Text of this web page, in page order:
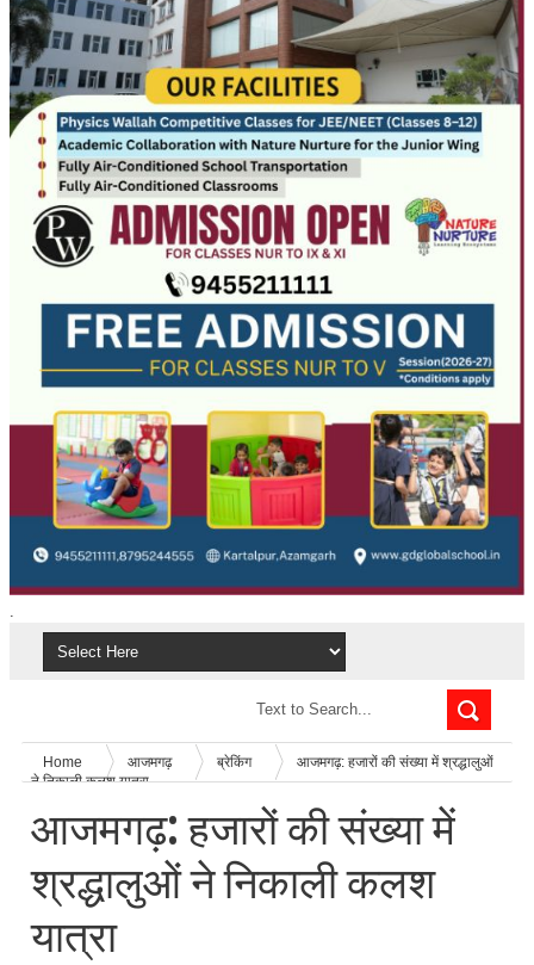
.
Home आजमगढ़ ब्रेकिंग
आजमगढ़: हजारों की संख्या में श्रद्धालुओं
ने निकाली कलश यात्रा
आजमगढ़: हजारों की संख्या में
श्रद्धालुओं ने निकाली कलश
यात्रा